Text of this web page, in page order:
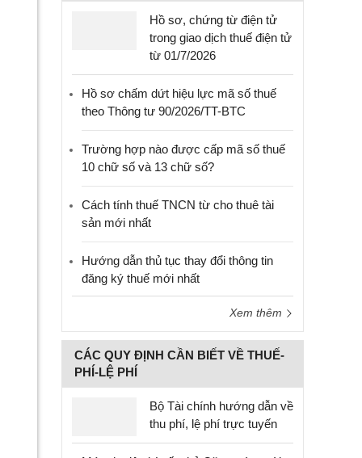
Hồ sơ, chứng từ điện tử
trong giao dịch thuế điện tử
từ 01/7/2026
Hồ sơ chấm dứt hiệu lực mã số thuế
theo Thông tư 90/2026/TT-BTC
Trường hợp nào được cấp mã số thuế
10 chữ số và 13 chữ số?
Cách tính thuế TNCN từ cho thuê tài
sản mới nhất
Hướng dẫn thủ tục thay đổi thông tin
đăng ký thuế mới nhất
Xem thêm
CÁC QUY ĐỊNH CẦN BIẾT VỀ THUẾ-
PHÍ-LỆ PHÍ
Bộ Tài chính hướng dẫn về
thu phí, lệ phí trực tuyến